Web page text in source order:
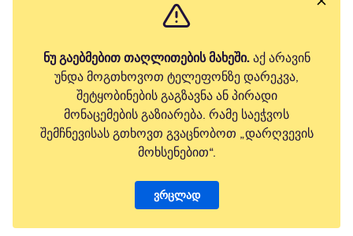
ნუ გაებმებით თაღლითების მახეში.აქ არავინ
უნდა მოგთხოვოთ ტელეფონზე დარეკვა,
შეტყობინების გაგზავნა ან პირადი
მონაცემების გაზიარება. რამე საეჭვოს
შემჩნევისას გთხოვთ გვაცნობოთ „დარღვევის
მოხსენებით“.
ვრცლად